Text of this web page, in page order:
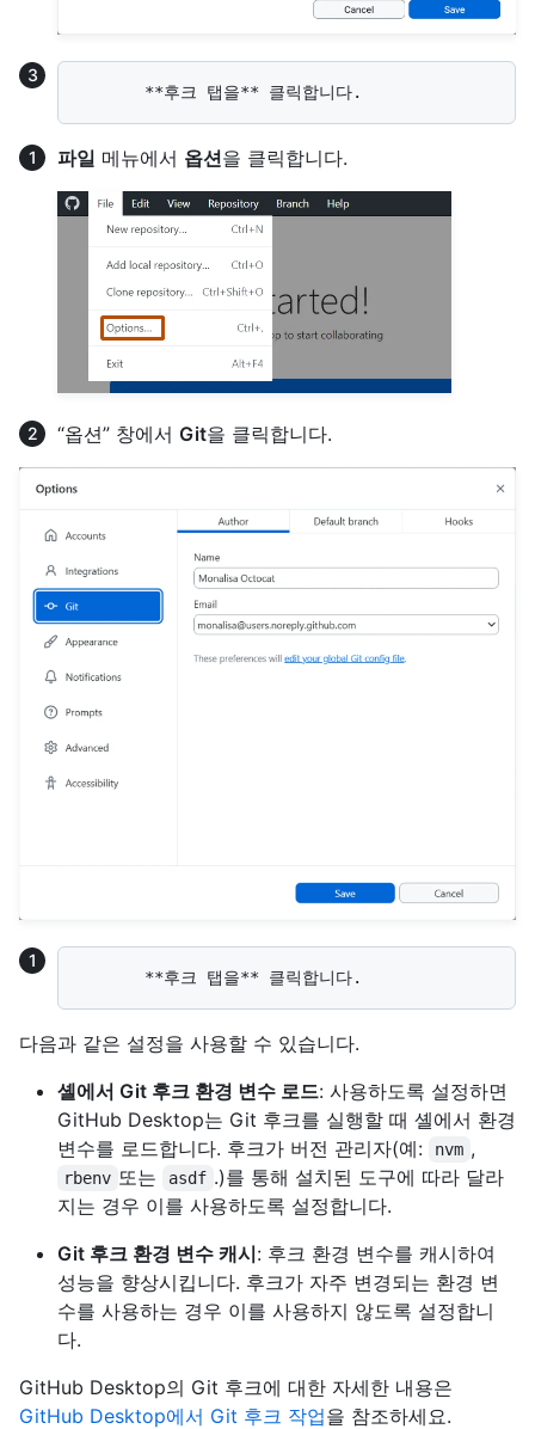
파일 메뉴에서 옵션을 클릭합니다.
“옵션” 창에서 Git을 클릭합니다.
다음과 같은 설정을 사용할 수 있습니다.
셸에서 Git 후크 환경 변수 로드: 사용하도록 설정하면
GitHub Desktop는 Git 후크를 실행할 때 셸에서 환경
변수를 로드합니다. 후크가 버전 관리자(예:
nvm ,
rbenv 또는 asdf .)를 통해 설치된 도구에 따라 달라
지는 경우 이를 사용하도록 설정합니다.
Git 후크 환경 변수 캐시: 후크 환경 변수를 캐시하여
성능을 향상시킵니다. 후크가 자주 변경되는 환경 변
수를 사용하는 경우 이를 사용하지 않도록 설정합니
다.
GitHub Desktop의 Git 후크에 대한 자세한 내용은
GitHub Desktop에서 Git 후크 작업을 참조하세요.